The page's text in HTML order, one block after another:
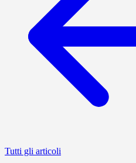
Tutti gli articoli